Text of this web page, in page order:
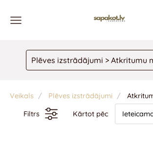
Plēves izstrādājumi > Atkritumu
Veikals Plēves izstrādājumi
Filtrs Kārtot pēc